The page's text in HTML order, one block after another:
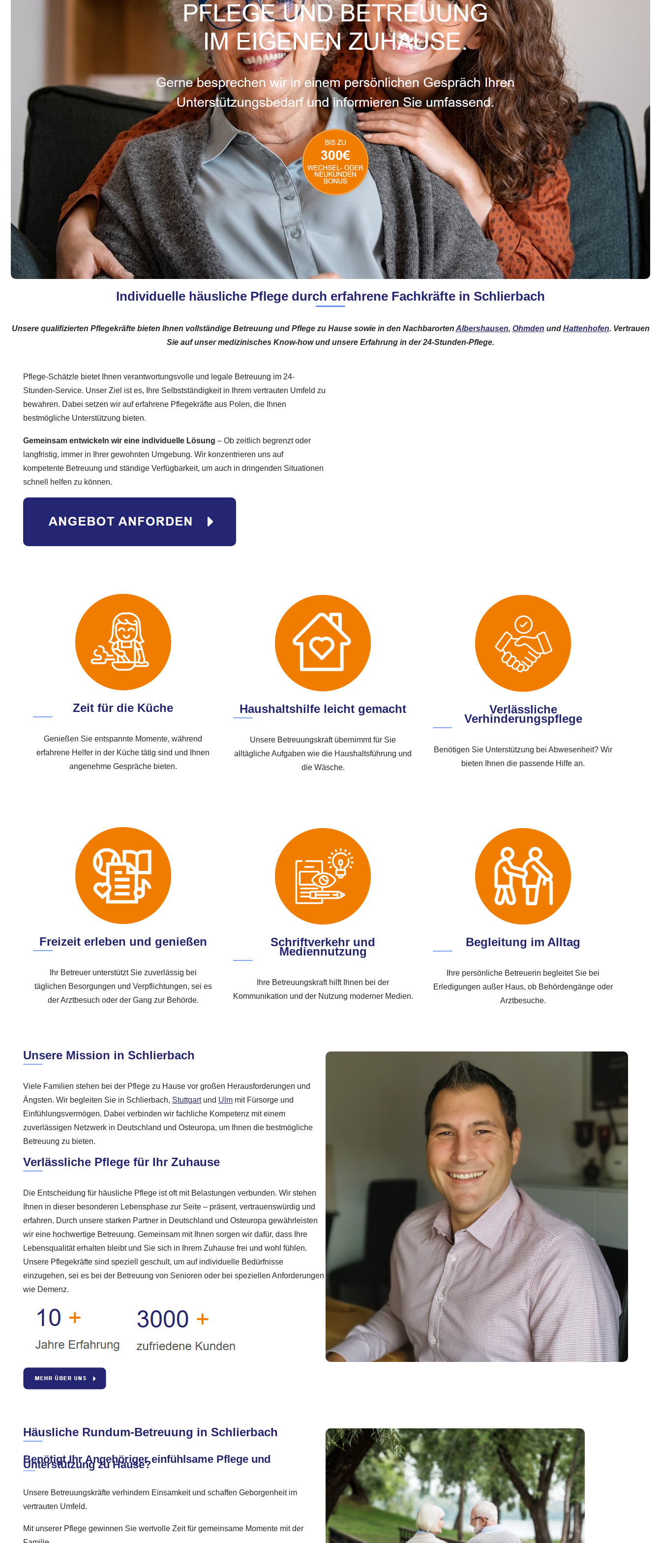
Individuelle häusliche Pflege durch erfahrene Fachkräfte in Schlierbach
Unsere qualifizierten Pflegekräfte bieten Ihnen vollständige Betreuung und Pflege zu Hause sowie in den Nachbarorten Albershausen, Ohmden und Hattenhofen. Vertrauen
Sie auf unser medizinisches Know-how und unsere Erfahrung in der 24-Stunden-Pflege.
Pflege-Schätzle bietet Ihnen verantwortungsvolle und legale Betreuung im 24-
Stunden-Service. Unser Ziel ist es, Ihre Selbstständigkeit in Ihrem vertrauten Umfeld zu
bewahren. Dabei setzen wir auf erfahrene Pflegekräfte aus Polen, die Ihnen
bestmögliche Unterstützung bieten.
Gemeinsam entwickeln wir eine individuelle Lösung – Ob zeitlich begrenzt oder
langfristig, immer in Ihrer gewohnten Umgebung. Wir konzentrieren uns auf
kompetente Betreuung und ständige Verfügbarkeit, um auch in dringenden Situationen
schnell helfen zu können.
Zeit für die Küche
Genießen Sie entspannte Momente, während
erfahrene Helfer in der Küche tätig sind und Ihnen
angenehme Gespräche bieten.
Haushaltshilfe leicht gemacht
Unsere Betreuungskraft übernimmt für Sie
alltägliche Aufgaben wie die Haushaltsführung und
die Wäsche.
Verlässliche
Verhinderungspflege
Benötigen Sie Unterstützung bei Abwesenheit? Wir
bieten Ihnen die passende Hilfe an.
Freizeit erleben und genießen
Ihr Betreuer unterstützt Sie zuverlässig bei
täglichen Besorgungen und Verpflichtungen, sei es
der Arztbesuch oder der Gang zur Behörde.
Schriftverkehr und
Mediennutzung
Ihre Betreuungskraft hilft Ihnen bei der
Kommunikation und der Nutzung moderner Medien.
Begleitung im Alltag
Ihre persönliche Betreuerin begleitet Sie bei
Erledigungen außer Haus, ob Behördengänge oder
Arztbesuche.
Unsere Mission in Schlierbach
Viele Familien stehen bei der Pflege zu Hause vor großen Herausforderungen und
Ängsten. Wir begleiten Sie in Schlierbach, Stuttgartund Ulm mit Fürsorge und
Einfühlungsvermögen. Dabei verbinden wir fachliche Kompetenz mit einem
zuverlässigen Netzwerk in Deutschland und Osteuropa, um Ihnen die bestmögliche
Betreuung zu bieten.
Verlässliche Pflege für Ihr Zuhause
Die Entscheidung für häusliche Pflege ist oft mit Belastungen verbunden. Wir stehen
Ihnen in dieser besonderen Lebensphase zur Seite – präsent, vertrauenswürdig und
erfahren. Durch unsere starken Partner in Deutschland und Osteuropa gewährleisten
wir eine hochwertige Betreuung. Gemeinsam mit Ihnen sorgen wir dafür, dass Ihre
Lebensqualität erhalten bleibt und Sie sich in Ihrem Zuhause frei und wohl fühlen.
Unsere Pflegekräfte sind speziell geschult, um auf individuelle Bedürfnisse
einzugehen, sei es bei der Betreuung von Senioren oder bei speziellen Anforderungen
wie Demenz.
Häusliche Rundum-Betreuung in Schlierbach
Benötigt Ihr Angehöriger einfühlsame Pflege und
Unterstützung zu Hause?
Unsere Betreuungskräfte verhindern Einsamkeit und schaffen Geborgenheit im
vertrauten Umfeld.
Mit unserer Pflege gewinnen Sie wertvolle Zeit für gemeinsame Momente mit der